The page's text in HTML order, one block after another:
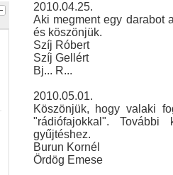
2010.04.25.
Aki megment egy darabot
és köszönjük.
Szíj Róbert
Szíj Gellért
Bj... R...
2010.05.01.
Köszönjük, hogy valaki
"rádiófajokkal".
gyűjtéshez.
Burun Kornél
Ördög Emese